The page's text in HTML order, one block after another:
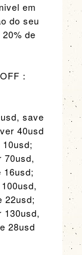
em
do seu
de
：
save
40usd
70usd,
16usd;
22usd;
130usd,
28usd